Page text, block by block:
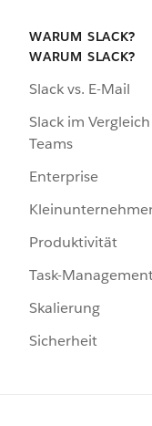
WARUM SLACK?
WARUM SLACK?
Slack vs. E-Mail
Slack im
Teams
Enterprise
Produktivität
Task-
Skalierung
Sicherheit